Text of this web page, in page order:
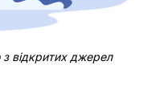
відкритих джерел